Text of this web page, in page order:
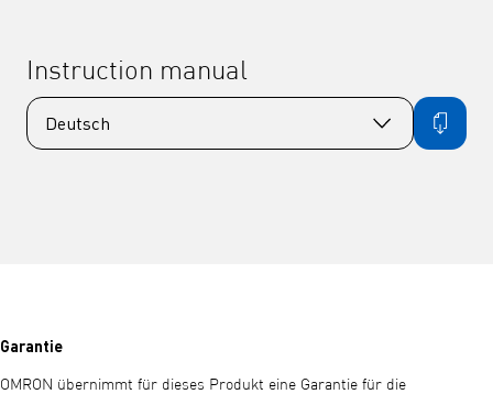
Instruction manual
Garantie
OMRON übernimmt für dieses Produkt eine Garantie für die